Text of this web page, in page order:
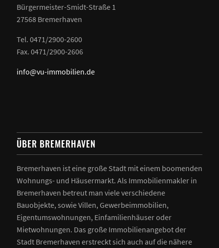
Bürgermeister-Smidt-Straße 1
27568 Bremerhaven
Tel. 0471/2900-2600
Fax. 0471/2900-2606
info@vu-immobilien.de
ÜBER BREMERHAVEN
Bremerhaven ist eine große Stadt mit einem boomenden
Wohnungs- und Häusermarkt. Als Immobilienmakler in
Bremerhaven betreut man viele verschiedene
Bauobjekte, sowie Villen, Gewerbeimmobilien,
Eigentumswohnungen, Einfamilienhäuser oder
Mietwohnungen. Das große Immobilienangebot der
Stadt Bremerhaven erstreckt sich auch auf die nähere